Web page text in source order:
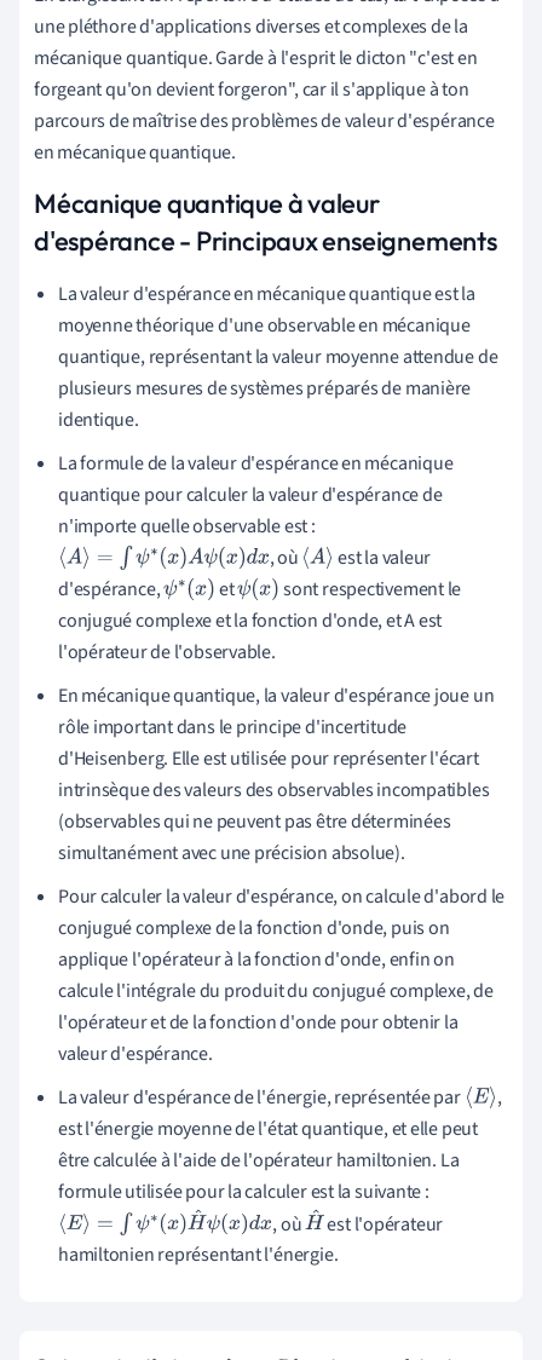
une pléthore d'applications diverses et complexes de la
mécanique quantique. Garde à l'esprit le dicton "c'est en
forgeant qu'on devient forgeron", car il s'applique à ton
parcours de maîtrise des problèmes de valeur d'espérance
en mécanique quantique.
Mécanique quantique à valeur
d'espérance - Principaux enseignements
La valeur d'espérance en mécanique quantique est la
moyenne théorique d'une observable en mécanique
quantique, représentant la valeur moyenne attendue de
plusieurs mesures de systèmes préparés de manière
identique.
La formule de la valeur d'espérance en mécanique
quantique pour calculer la valeur d'espérance de
n'importe quelle observable est :
⟨A⟩= ψ∗( x)Aψ(x)dx , où ⟨A⟩ est la valeur
d'espérance,ψ∗(x) etψ(x) sont respectivement le
conjugué complexe et la fonction d'onde, et A est
l'opérateur de l'observable.
En mécanique quantique, la valeur d'espérance joue un
rôle important dans le principe d'incertitude
d'Heisenberg. Elle est utilisée pour représenter l'écart
intrinsèque des valeurs des observables incompatibles
(observables qui ne peuvent pas être déterminées
simultanément avec une précision absolue).
Pour calculer la valeur d'espérance, on calcule d'abord le
conjugué complexe de la fonction d'onde, puis on
applique l'opérateur à la fonction d'onde, enfin on
calcule l'intégrale du produit du conjugué complexe, de
l'opérateur et de la fonction d'onde pour obtenir la
valeur d'espérance.
La valeur d'espérance de l'énergie, représentée par ⟨E⟩ ,
est l'énergie moyenne de l'état quantique, et elle peut
être calculée à l'aide de l'opérateur hamiltonien. La
formule utilisée pour la calculer est la suivante :
⟨E⟩= ψ∗( x)H^ψ(x)dx , oùH
^
est l'opérateur
hamiltonien représentant l'énergie.